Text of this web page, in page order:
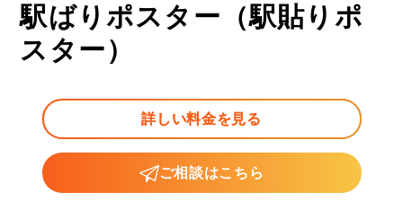
駅ばりポスター（駅貼りポ
スター）
詳しい料金を見る
ご相談はこちら